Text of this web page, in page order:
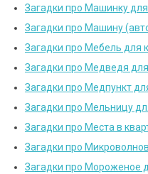
Загадки про Машинку для
Загадки про Машину
Загадки про Мебель для
Загадки про Медведя
Загадки про Медпункт
Загадки про Мельницу
Загадки про Места в
Загадки про
Загадки про Мороженое